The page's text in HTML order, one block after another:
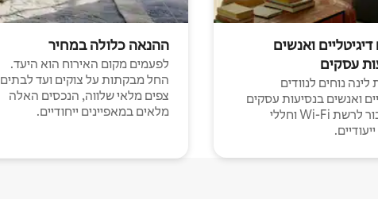
דיגיטליים ואנשים
עסקים
נוחים לנוודים
ואנשים בנסיעות עסקים
עם חיבור לרשת Wi-Fi וחללי
ההנאה כלולה במחיר
לפעמים מקום האירוח הוא היעד.
החל מבקתות על צוקים ועד לבתים
צפים מלאי שלווה, הנכסים האלה
מלאים במאפיינים ייחודיים.